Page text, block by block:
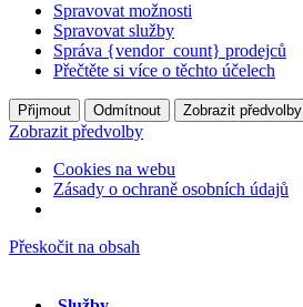
Spravovat možnosti
Spravovat služby
Správa {vendor_count} prodejců
Přečtěte si více o těchto účelech
Přijmout Odmítnout Zobrazit předvolby
Zobrazit předvolby
Cookies na webu
Zásady o ochraně osobních údajů
Přeskočit na obsah